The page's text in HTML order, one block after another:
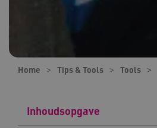
Home Tips & Tools Tools
Inhoudsopgave